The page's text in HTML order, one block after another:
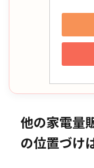
他の家電量
の位置づけ